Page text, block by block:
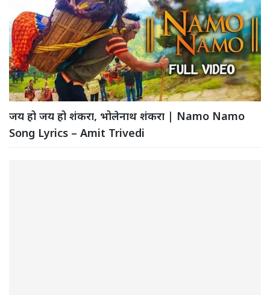
जय हो जय हो शंकरा, भोलेनाथ शंकरा | Namo Namo
Song Lyrics – Amit Trivedi